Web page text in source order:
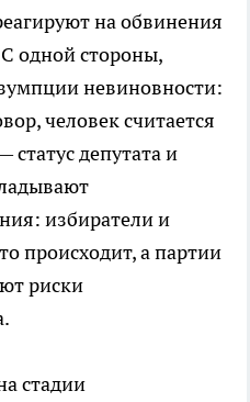
на обвинения
одной стороны,
невиновности:
человек считается
депутата и
избиратели и
происходит, а партии
риски
стадии